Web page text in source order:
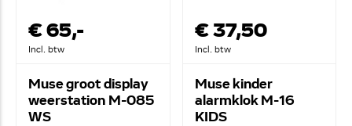
€ 65,-
Incl. btw
Muse groot display
weerstation M-085
WS
€ 37,50
Incl. btw
Muse kinder
alarmklok M-16
KIDS